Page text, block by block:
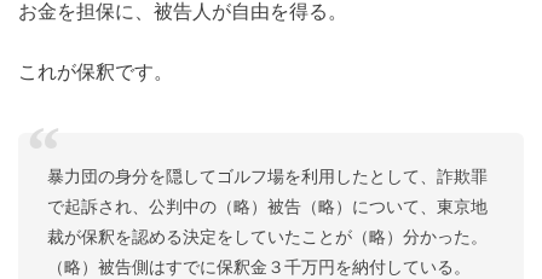
お金を担保に、被告人が自由を得る。
これが保釈です。
暴力団の身分を隠してゴルフ場を利用したとして、詐欺罪
で起訴され、公判中の（略）被告（略）について、東京地
裁が保釈を認める決定をしていたことが（略）分かった。
（略）被告側はすでに保釈金３千万円を納付している。